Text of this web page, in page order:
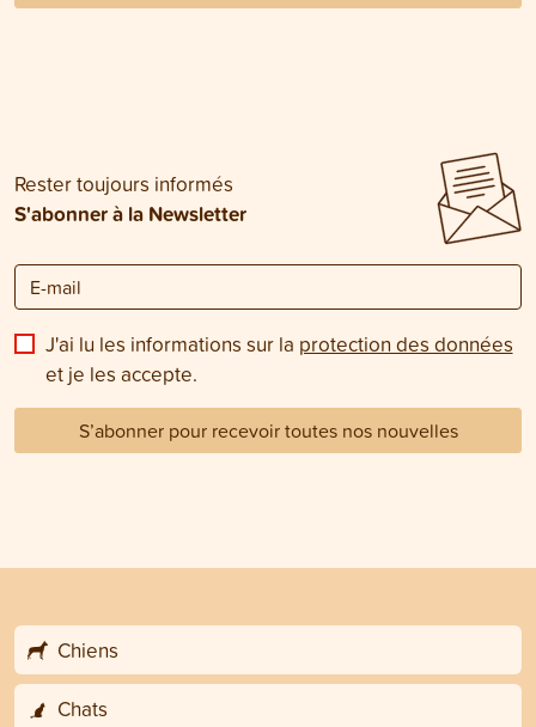
Rester toujours informés
S'abonner à la Newsletter
J'ai lu les informations sur la protection des données
et je les accepte.
S’abonner pour recevoir toutes nos nouvelles
Chiens
Chats